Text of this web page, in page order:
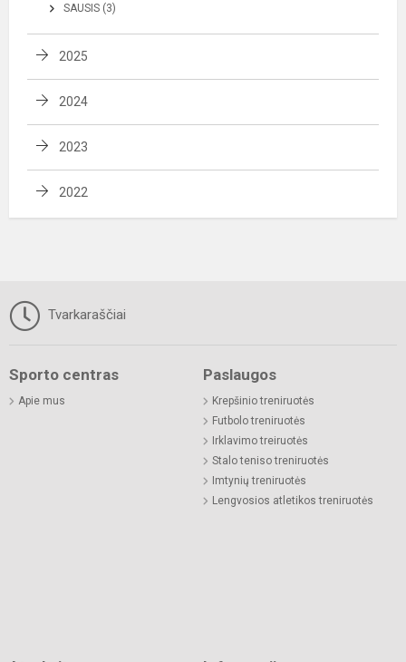
SAUSIS (3)
2025
2024
2023
2022
Tvarkaraščiai
Sporto centras
Apie mus
Paslaugos
Krepšinio treniruotės
Futbolo treniruotės
Irklavimo treiruotės
Stalo teniso treniruotės
Imtynių treniruotės
Lengvosios atletikos treniruotės